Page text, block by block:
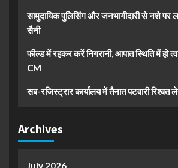
सामुदायिक पुलिसिंग और जनभागीदारी से नशे पर
सैनी
फील्ड में रहकर करें निगरानी, आपात स्थिति में हो
CM
सब-रजिस्ट्रार कार्यालय में तैनात पटवारी रिश्वत
Archives
July 2026